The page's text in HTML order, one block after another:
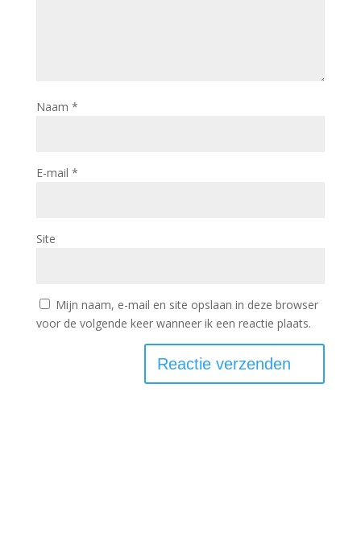
Naam *
E-mail *
Site
Mijn naam, e-mail en site opslaan in deze browser
voor de volgende keer wanneer ik een reactie plaats.